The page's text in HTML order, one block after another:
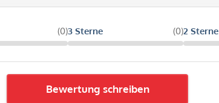
(0)3 Sterne (0)2 Sterne
Bewertung schreiben